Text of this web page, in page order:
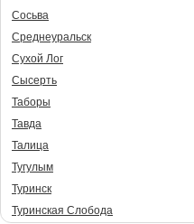
Сосьва
Среднеуральск
Сухой Лог
Сысерть
Таборы
Тавда
Талица
Тугулым
Туринск
Туринская Слобода